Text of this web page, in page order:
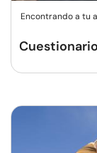
Encontrando a tu